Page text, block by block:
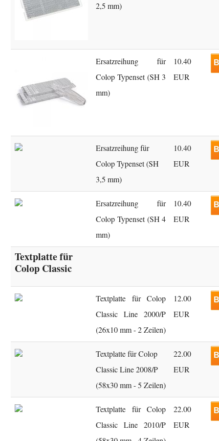
2,5 mm)
Ersatzreihung für
Colop Typenset (SH 3
mm)
10.40
EUR
Ersatzreihung für
Colop Typenset (SH
3,5 mm)
10.40
EUR
Ersatzreihung für
Colop Typenset (SH 4
mm)
10.40
EUR
Textplatte für
Colop Classic
Textplatte für Colop
Classic Line 2000/P
(26x10 mm - 2 Zeilen)
12.00
EUR
Textplatte für Colop
Classic Line 2008/P
(58x30 mm - 5 Zeilen)
22.00
EUR
Textplatte für Colop
Classic Line 2010/P
22.00
EUR